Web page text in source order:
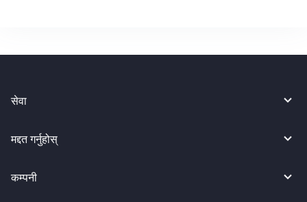
सेवा
मद्दत गर्नुहोस्
कम्पनी